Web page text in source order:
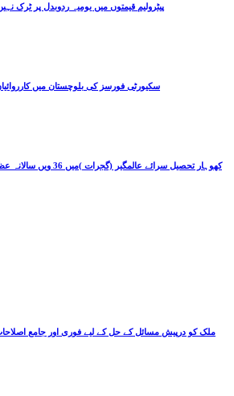
پیٹرولیم قیمتوں میں یومیہ ردوبدل پر ٹرک
سکیورٹی فورسز کی بلوچستان میں کارروائیاں، 12 دہشتگردوں کو ہلاک
ملک کو درپیش مسائل کے حل کے لیے فوری اور جامع